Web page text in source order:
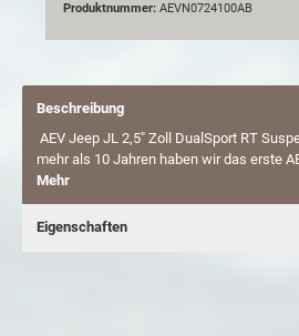
Produktnummer: AEVN0724100AB
Beschreibung
AEV Jeep JL 2,5" Zoll DualSport RT
mehr als 10 Jahren haben wir das erste
Mehr
Eigenschaften